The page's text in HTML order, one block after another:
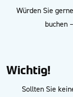
Würden Sie
buchen
Wichtig!
Sollten Sie